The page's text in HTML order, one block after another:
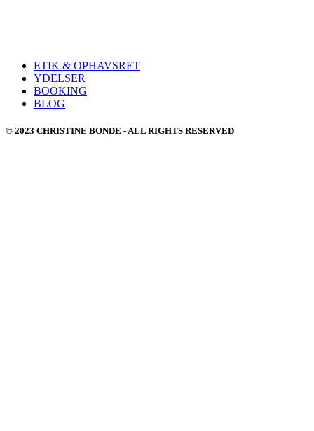
ETIK & OPHAVSRET
YDELSER
BOOKING
BLOG
© 2023 CHRISTINE BONDE - ALL RIGHTS RESERVED